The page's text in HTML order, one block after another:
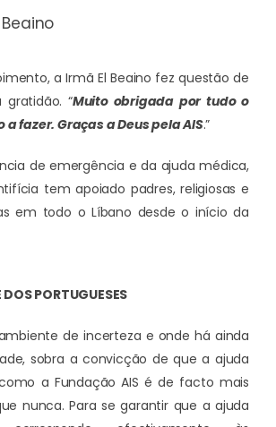
a Irmã El Beaino fez questão de
gratidão. “Muito obrigada por tudo o
a fazer. Graças a Deus pela AIS.”
de emergência e da ajuda médica,
tem apoiado padres, religiosas e
em todo o Líbano desde o início da
PORTUGUESES
de incerteza e onde há ainda
sobra a convicção de que a ajuda
a Fundação AIS é de facto mais
nunca. Para se garantir que a ajuda